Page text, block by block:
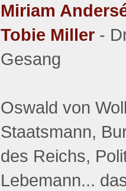
Miriam
Tobie Miller-
Gesang
Oswald von
Staatsmann,
des Reichs,
Lebemann...